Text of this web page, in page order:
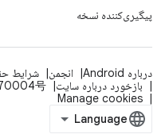
پیگیری‌کننده نسخه
درباره Android انجمن شرایط
بازخورد درباره سایت
号
Manage cookies